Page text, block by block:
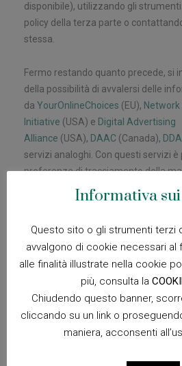
disponibile), utilizzando gli
policy della terza parte o
stessa.
Fermo restando quanto precede, si
della possibilità di avvalersi delle
da YourOnlineChoices (EU),
Initiative (USA) e Digital Advertising
Alliance (USA), DAAC (Canada), DDAI
servizi analoghi. Con questi servizi è
preferenze di tracciamento della
strumenti pubblicitari. Il Titolare,
Utenti di utilizzare tali risorse in
Titolare del
Dati
Levorato Srl – via Cimabue, 1 30032
Indirizzo email del Titolare:
Informativa
Questo sito o gli strumenti terzi
avvalgono di cookie necessari al
alle finalità illustrate nella cookie
più, consulta la
Chiudendo questo banner,
cliccando su un link o
maniera, acconsenti